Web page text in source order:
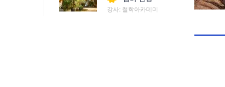
강사: 철학아카데미